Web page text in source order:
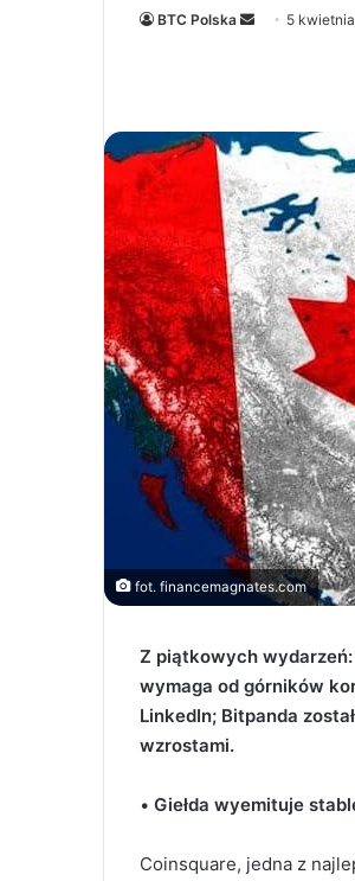
BTC Polska
Send 5
fot. financemagnates.com
Z piątkowych
wymaga od górników
LinkedIn; Bitpanda
wzrostami.
• Giełda wyemituje
Coinsquare, jedna z